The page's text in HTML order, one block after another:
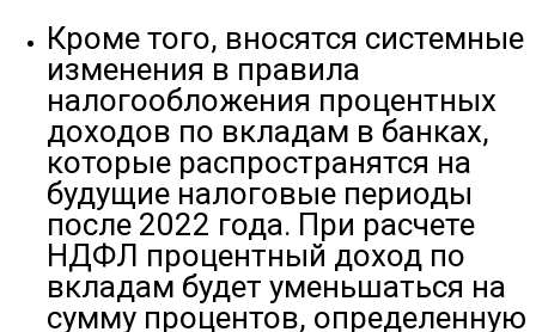
Кроме того, вносятся системные
изменения в правила
налогообложения процентных
доходов по вкладам в банках,
которые распространятся на
будущие налоговые периоды
после 2022 года. При расчете
НДФЛ процентный доход по
вкладам будет уменьшаться на
сумму процентов, определенную